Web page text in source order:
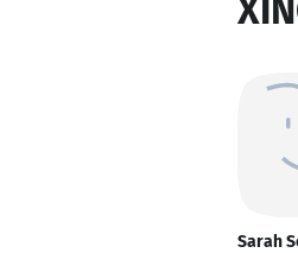
Sarah